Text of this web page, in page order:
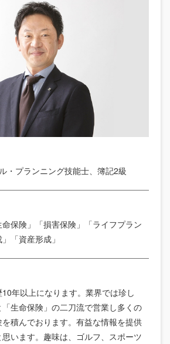
・プランニング技能士、簿記2級
保険」「損害保険」「ライフプラン
「資産形成」
年以上になります。業界では珍し
生命保険」の二刀流で営業し多くの
積んでおります。有益な情報を提供
います。趣味は、ゴルフ、スポーツ